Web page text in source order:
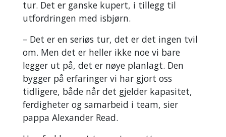
tur. Det er ganske kupert, i tillegg til
utfordringen med isbjørn.
– Det er en seriøs tur, det er det ingen tvil
om. Men det er heller ikke noe vi bare
legger ut på, det er nøye planlagt. Den
bygger på erfaringer vi har gjort oss
tidligere, både når det gjelder kapasitet,
ferdigheter og samarbeid i team, sier
pappa Alexander Read.